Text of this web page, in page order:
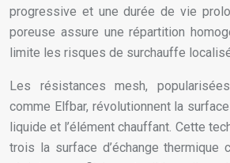
progressive et une durée de vie
poreuse assure une répartition
limite les risques de surchauffe
Les résistances mesh,
comme Elfbar, révolutionnent la
liquide et l’élément chauffant. Cette
trois la surface d’échange thermique